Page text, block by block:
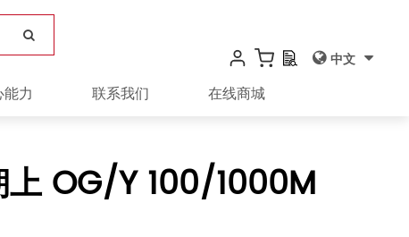
力 联系我们 在线商城
中文
上 OG/Y 100/1000M